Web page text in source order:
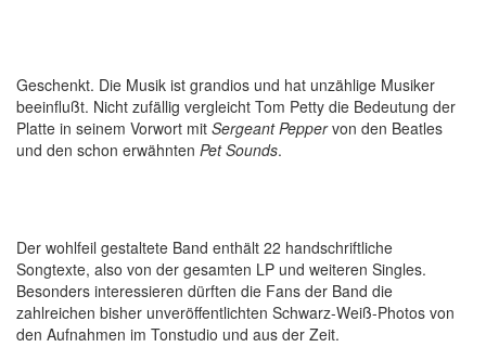
Geschenkt. Die Musik ist grandios und hat unzählige Musiker
beeinflußt. Nicht zufällig vergleicht Tom Petty die Bedeutung der
Platte in seinem Vorwort mit Sergeant Peppervon den Beatles
und den schon erwähnten Pet Sounds.
Der wohlfeil gestaltete Band enthält 22 handschriftliche
Songtexte, also von der gesamten LP und weiteren Singles.
Besonders interessieren dürften die Fans der Band die
zahlreichen bisher unveröffentlichten Schwarz-Weiß-Photos von
den Aufnahmen im Tonstudio und aus der Zeit.